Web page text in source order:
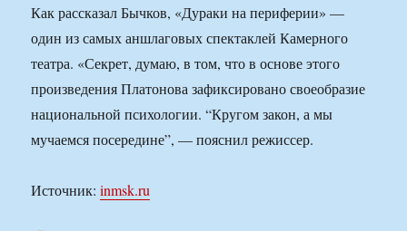
Как рассказал Бычков, «Дураки на периферии» —
один из самых аншлаговых спектаклей Камерного
театра. «Секрет, думаю, в том, что в основе этого
произведения Платонова зафиксировано своеобразие
национальной психологии. “Кругом закон, а мы
мучаемся посередине”, — пояснил режиссер.
Источник:inmsk.ru